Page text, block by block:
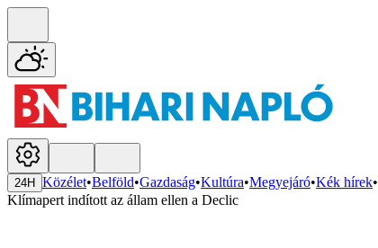
24H Közélet•Belföld•Gazdaság•Kultúra•Megyejáró•Kék hírek•
Klímapert indított az állam ellen a Declic